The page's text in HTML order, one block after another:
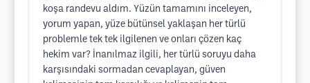
koşa randevu aldım. Yüzün tamamını inceleyen,
yorum yapan, yüze bütünsel yaklaşan her türlü
problemle tek tek ilgilenen ve onları çözen kaç
hekim var? İnanılmaz ilgili, her türlü soruyu daha
karşısındaki sormadan cevaplayan, güven